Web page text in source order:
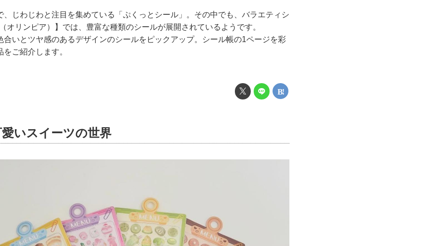
、じわじわと注目を集めている「ぷくっとシール」。その中でも、バラエティシ
オリンピア）】では、豊富な種類のシールが展開されているようです。
合いとツヤ感のあるデザインのシールをピックアップ。シール帳の1ページを彩
ご紹介します。
いスイーツの世界